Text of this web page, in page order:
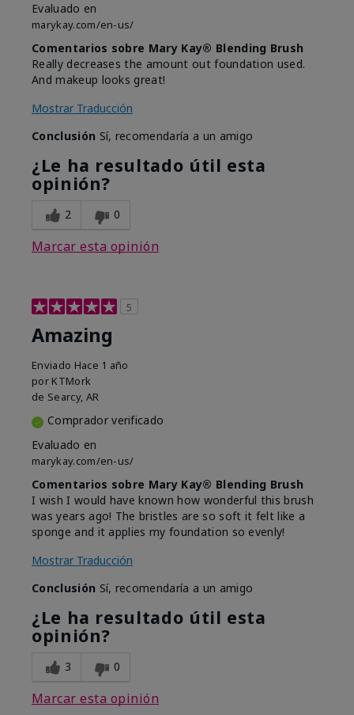
Evaluado en
marykay.com/en-us/
Comentarios sobre Mary Kay® Blending Brush
Really decreases the amount out foundation used.
And makeup looks great!
Mostrar Traducción
Conclusión Sí, recomendaría a un amigo
¿Le ha resultado útil esta
opinión?
2 0
Marcar esta opinión
5
Amazing
Enviado Hace 1 año
por KTMork
de Searcy, AR
Comprador verificado
Evaluado en
marykay.com/en-us/
Comentarios sobre Mary Kay® Blending Brush
I wish I would have known how wonderful this brush
was years ago! The bristles are so soft it felt like a
sponge and it applies my foundation so evenly!
Mostrar Traducción
Conclusión Sí, recomendaría a un amigo
¿Le ha resultado útil esta
opinión?
3 0
Marcar esta opinión